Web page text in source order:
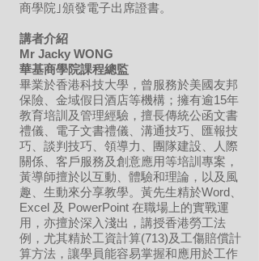
商學院｣頒發電子出席證書。
講者介紹
Mr Jacky WONG
華基商學院課程總監
畢業於香港科技大學，曾服務於美國友邦
保險、金域假日酒店等機構；擁有逾15年
教育培訓及管理經驗，擅長傳統公函文書
禮儀、電子文書禮儀、溝通技巧、匯報技
巧、談判技巧、領導力、團隊建設、人際
關係、客戶服務及創意應用等培訓專案，
黃導師擅於以互動、體驗和理論，以及風
趣、生動來分享教學。黃先生精於Word、
Excel 及 PowerPoint 在職場上的實戰運
用，亦擅於深入淺出，講授香港勞工法
例，尤其精於工資計算(713)及工傷賠償計
算方法，讓學員能容易掌握和應用於工作